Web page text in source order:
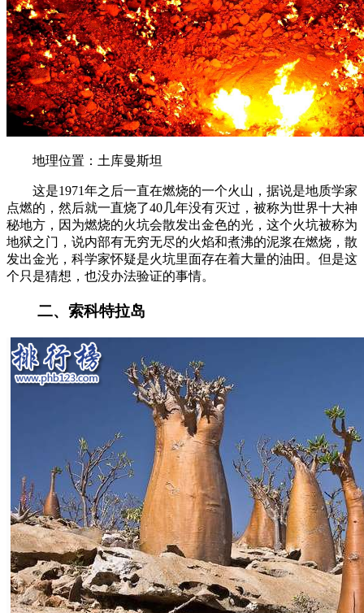
地理位置：土库曼斯坦
这是1971年之后一直在燃烧的一个火山，据说是地质学家
点燃的，然后就一直烧了40几年没有灭过，被称为世界十大神
秘地方，因为燃烧的火坑会散发出金色的光，这个火坑被称为
地狱之门，说内部有无穷无尽的火焰和煮沸的泥浆在燃烧，散
发出金光，科学家怀疑是火坑里面存在着大量的油田。但是这
个只是猜想，也没办法验证的事情。
二、索科特拉岛